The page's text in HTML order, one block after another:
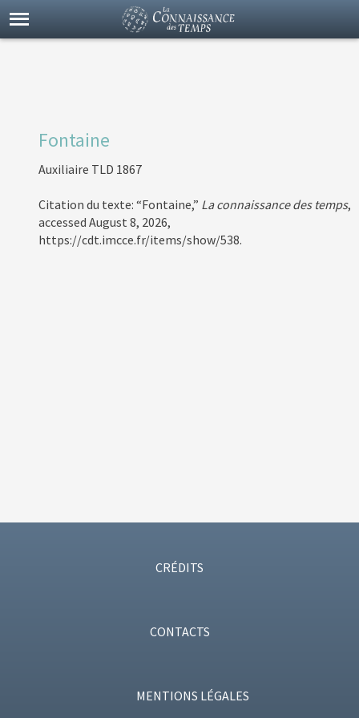
Fontaine
Auxiliaire TLD 1867
Citation du texte: “Fontaine,” La connaissance des temps,
accessed August 8, 2026,
https://cdt.imcce.fr/items/show/538.
CRÉDITS
CONTACTS
MENTIONS LÉGALES